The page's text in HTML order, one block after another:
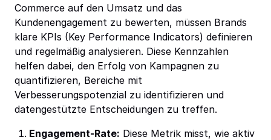
Commerce auf den Umsatz und das
Kundenengagement zu bewerten, müssen Brands
klare KPIs (Key Performance Indicators) definieren
und regelmäßig analysieren. Diese Kennzahlen
helfen dabei, den Erfolg von Kampagnen zu
quantifizieren, Bereiche mit
Verbesserungspotenzial zu identifizieren und
datengestützte Entscheidungen zu treffen.
Engagement-Rate: Diese Metrik misst, wie aktiv